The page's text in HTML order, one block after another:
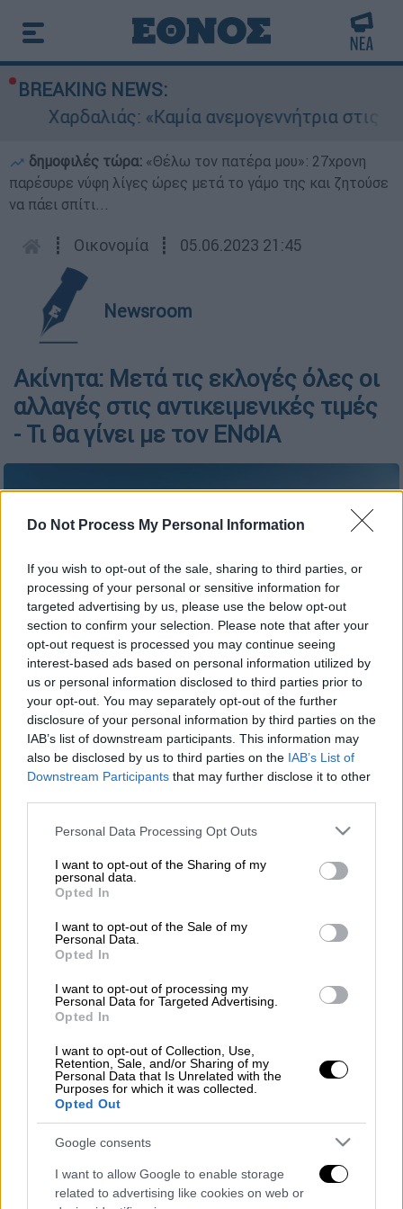
Do Not Process My Personal Information
If you wish to opt-out of the sale, sharing to third parties, or
processing of your personal or sensitive information for
targeted advertising by us, please use the below opt-out
section to confirm your selection. Please note that after your
opt-out request is processed you may continue seeing
interest-based ads based on personal information utilized by
us or personal information disclosed to third parties prior to
your opt-out. You may separately opt-out of the further
disclosure of your personal information by third parties on the
IAB’s list of downstream participants. This information may
also be disclosed by us to third parties on the IAB’s List of
Downstream Participants that may further disclose it to other
Please note that this website/app uses one or more Google
not limited to your visit or usage behaviour. You may click to
grant or deny consent to Google and its third-party tags to
use your data for below specified purposes in below Google
consent section.
Personal Data Processing Opt Outs
I want to opt-out of the Sharing of my
personal data.
Opted In
I want to opt-out of the Sale of my
Personal Data.
Opted In
I want to opt-out of processing my
Personal Data for Targeted Advertising.
Opted In
I want to opt-out of Collection, Use,
Retention, Sale, and/or Sharing of my
Personal Data that Is Unrelated with the
Purposes for which it was collected.
Opted Out
Google consents
I want to allow Google to enable storage
related to advertising like cookies on web or
BREAKING NEWS:
Χαρδαλιάς: «Καμία ανεμογεννήτρια στις
δημοφιλές τώρα: «Θέλω τον πατέρα μου»: 27χρονη
παρέσυρε νύφη λίγες ώρες μετά το γάμο της και ζητούσε
να πάει σπίτι...
┋ Οικονομία ┋ 05.06.2023 21:45
Newsroom
Ακίνητα: Μετά τις εκλογές όλες οι
αλλαγές στις αντικειμενικές τιμές
- Τι θα γίνει με τον ΕΝΦΙΑ
Η Αθήνα από ψηλά (Unsplash)
Προσθέστε το ΕΘΝΟΣ στη Google
έλεγχος των αιτήσεων – ενστάσεων για
«κούρεμα» τωναντικειμενικών αξιώντων
ακινήτων που έχουν υποβάλει σχεδόν ένας
προχωρήσει η επέκταση του αντικειμενικού
συστήματος σε 2.167 περιοχές σε όλη τη
χώρα, αλλά και η ενεργοποίηση του
συστήματος αυτόματης αναπροσαρμογής
των αντικειμενικών αξιών στα επίπεδα των
τιμών της αγοράς.
Διαβάστε περισσότερα στοimerisia.gr
Διαβάστε ακόμη
Kadebostany στο ethnos.gr: «Κάποτε
πίστευα ότι το να είσαι outsider ήταν
αδυναμία, τώρα το βλέπω ως δύναμη»